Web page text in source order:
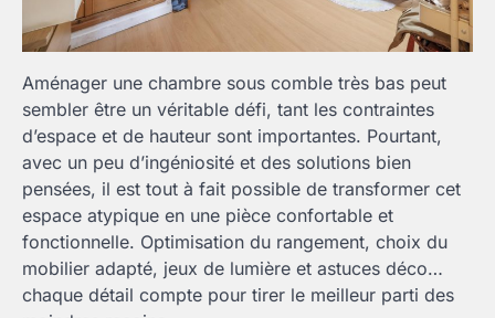
Aménager une chambre sous comble très bas peut
sembler être un véritable défi, tant les contraintes
d’espace et de hauteur sont importantes. Pourtant,
avec un peu d’ingéniosité et des solutions bien
pensées, il est tout à fait possible de transformer cet
espace atypique en une pièce confortable et
fonctionnelle. Optimisation du rangement, choix du
mobilier adapté, jeux de lumière et astuces déco…
chaque détail compte pour tirer le meilleur parti des